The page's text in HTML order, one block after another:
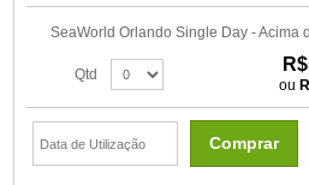
SeaWorld Orlando Single Day - Acima
Qtd
ou
Comprar